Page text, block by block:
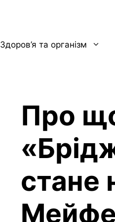
Здоров’я та організм
Про
стане